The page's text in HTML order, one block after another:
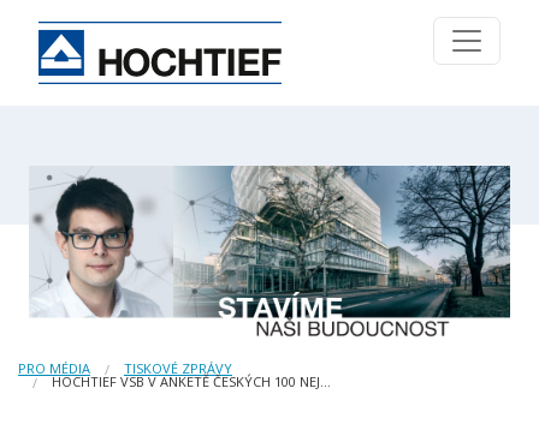
PRO MÉDIA TISKOVÉ ZPRÁVY
HOCHTIEF VSB V ANKETĚ ČESKÝCH 100 NEJ...